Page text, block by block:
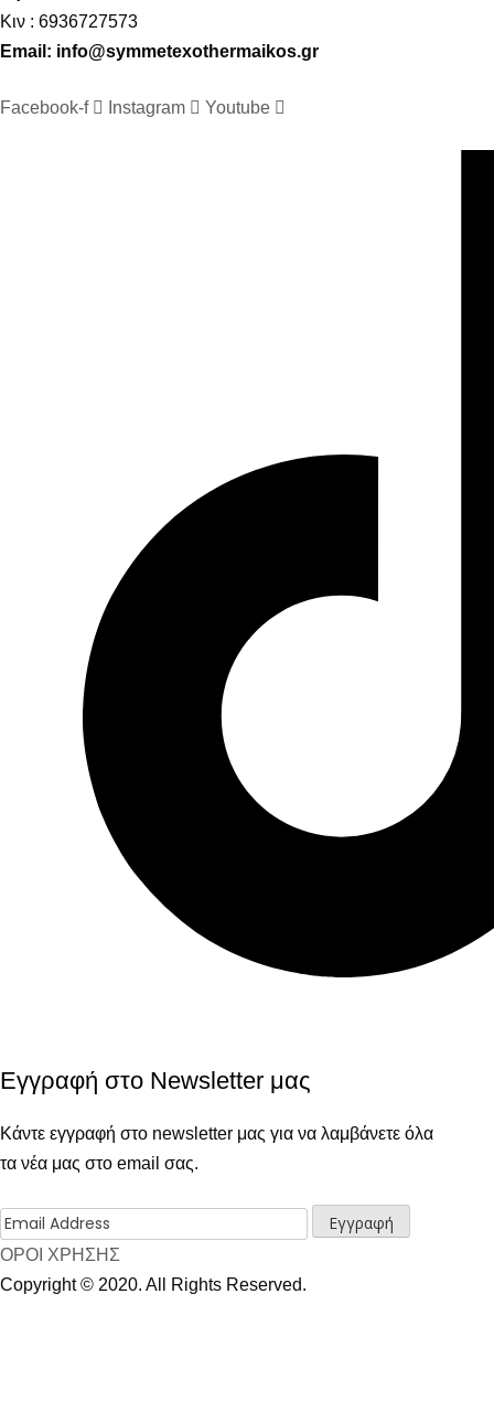
Κιν : 6936727573
Email: info@symmetexothermaikos.gr
Facebook-f Instagram Youtube
Εγγραφή στο Newsletter μας
Κάντε εγγραφή στο newsletter μας για να λαμβάνετε όλα
τα νέα μας στο email σας.
ΟΡΟΙ ΧΡΗΣΗΣ
Copyright © 2020. All Rights Reserved.